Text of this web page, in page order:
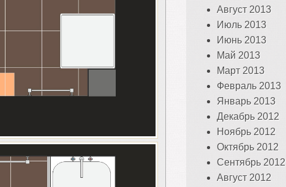
Август 2013
Июль 2013
Июнь 2013
Май 2013
Март 2013
Февраль 2013
Январь 2013
Декабрь 2012
Ноябрь 2012
Октябрь 2012
Сентябрь 2012
Август 2012